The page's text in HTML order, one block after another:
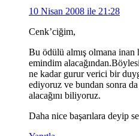
10 Nisan 2008 ile 21:28
Cenk’ciğim,
Bu ödülü almış olmana inan
emindim
ne kadar gurur verici bir
ediyoruz ve bundan sonra
alacağını biliyoruz.
Daha nice başarılara deyip